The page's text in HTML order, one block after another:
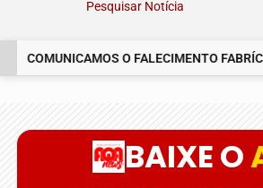
Pesquisar Notícia
COMUNICAMOS O FALECIMENTO
BAIXE O